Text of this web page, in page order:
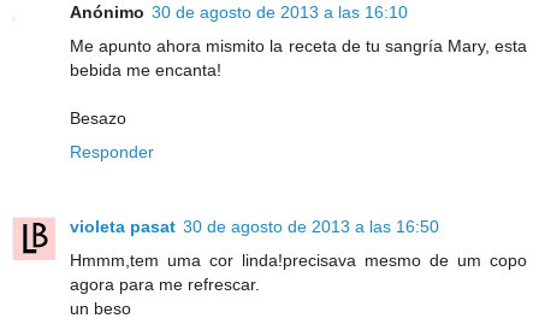
Anónimo 30 de agosto de 2013 a las 16:10
Me apunto ahora mismito la receta de tu sangría Mary, esta
bebida me encanta!
Besazo
Responder
violeta pasat 30 de agosto de 2013 a las 16:50
Hmmm,tem uma cor linda!precisava mesmo de um copo
agora para me refrescar.
un beso